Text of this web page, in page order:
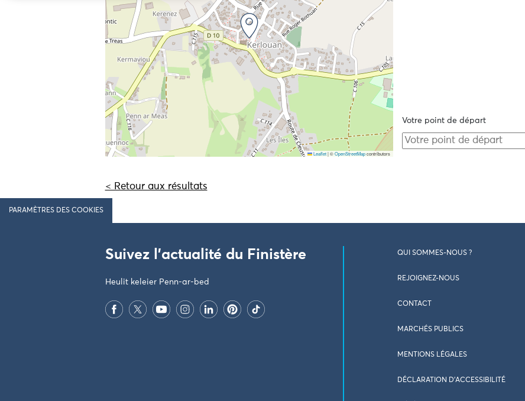
Leaflet |©OpenStreetMapcontributors
Votre point de départ
< Retour aux résultats
PARAMÈTRES DES COOKIES
Suivez l'actualité du Finistère
Heulit keleier Penn-ar-bed
QUI SOMMES-NOUS ?
REJOIGNEZ-NOUS
CONTACT
MARCHÉS PUBLICS
MENTIONS LÉGALES
DÉCLARATION D’ACCESSIBILITÉ